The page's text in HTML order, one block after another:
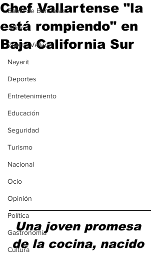
Bahía de Banderas
Jalisco
Puerto Vallarta
Nayarit
Deportes
Entretenimiento
Educación
Seguridad
Turismo
Nacional
Ocio
Opinión
Política
Gastronomía
Cultura
Chef Vallartense "la
está rompiendo" en
Baja California Sur
Una joven promesa
de la cocina, nacido